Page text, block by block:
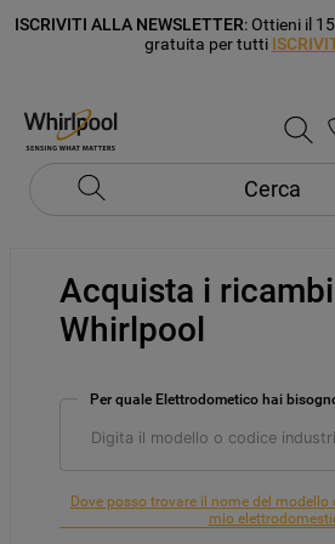
ISCRIVITI ALLA NEWSLETTER: Ottieni il
gratuita per tutti
Cerca
Acquista i
Whirlpool
Per quale Elettrodometico hai
Dove posso trovare il nome del modello
mio